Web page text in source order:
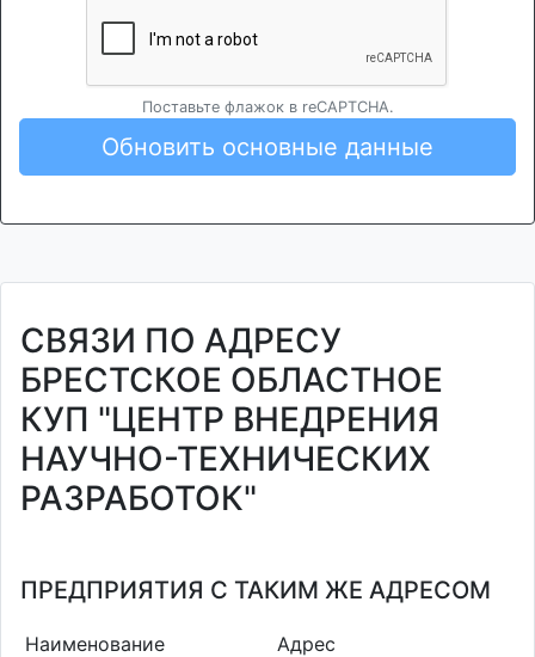
Поставьте флажок в reCAPTCHA.
Обновить основные данные
СВЯЗИ ПО АДРЕСУ
БРЕСТСКОЕ ОБЛАСТНОЕ
КУП "ЦЕНТР ВНЕДРЕНИЯ
НАУЧНО-ТЕХНИЧЕСКИХ
РАЗРАБОТОК"
ПРЕДПРИЯТИЯ С ТАКИМ ЖЕ АДРЕСОМ
Наименование Адрес